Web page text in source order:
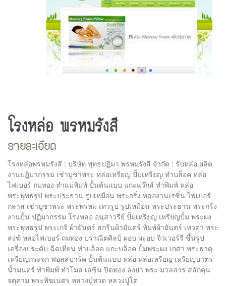
โรงหล่อ พรหมรังสี
รายละเอียด
โรงหล่อพรหมรังสี : บริษัท พุทธปฏิมา พรหมรังสี จำกัด : รับหล่อ ผลิต
งานปฏิมากรรม เช่าบูชาพระ หล่อเหรียญ ปั้มเหรียญ ทำบล็อค หล่อ
ไฟเบอร์ ถมทอง ทำแม่พิมพ์ ปั้นต้นแบบ แกะแว๊กส์ ทำพิมพ์ หล่อ
พระพุทธรูป พระประธาน รูปเหมือน พระกริ่ง หล่องานเรซิ่น ไฟเบอร์
กลาส เช่าบูชาพระ พระพรหม เทวรูป รูปเหมือน พระประธาน พระกริ่ง
งานปั้น ปฏิมากรรม โรงหล่อ อนุสาวรีย์ ปั้มเหรียญ เหรียญปั้ม พระผง
พระพุทธรูป พระเกจิ ผ้ายันตร์ สกรีนผ้ายันตร์ พิมพ์ผ้ายันตร์ เทวดา พระ
สงฆ์ หล่อไฟเบอร์ ถมทอง ปราณีตศิลป์ ผอบ ผะอบ จิวเวอร์รี่ ขึ้นรูป
เครื่องประดับ ฉีดเทียน ทำบล็อค แกะบล็อค ปั้มพระผง เกศา พระธาตุ
เหรียญกระจก ฟอสสปาร์ค ปั้นต้นแบบ หล่อ หล่อเหรียญ เหรียญบาตร
น้ำมนตร์ ทำพิมพ์ ทำโมล เลซิ่น ปิดทอง ลงยา พระ มวลสาร สลักคุน
จตุคาม พระพิฆเนตร หลวงปู่ทวด หลวงปู่โต